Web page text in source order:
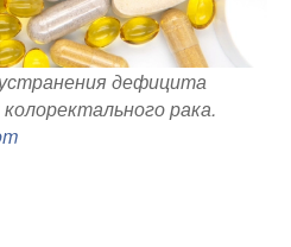
дефицита
рака.